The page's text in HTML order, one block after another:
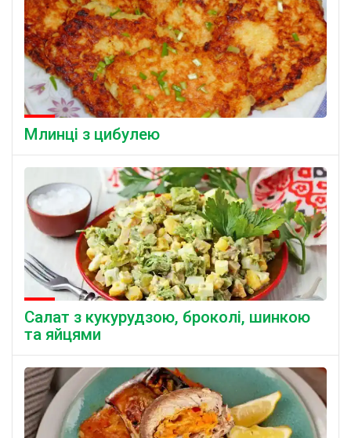
Млинці з цибулею
Салат з кукурудзою, броколі, шинкою
та яйцями